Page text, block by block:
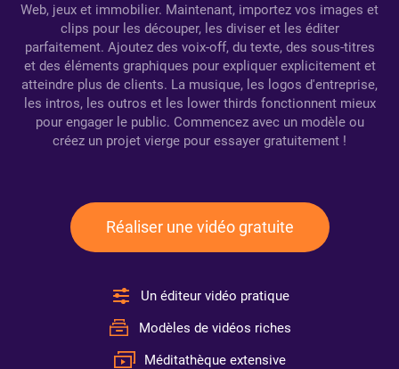
Web, jeux et immobilier. Maintenant, importez vos images et
clips pour les découper, les diviser et les éditer
parfaitement. Ajoutez des voix-off, du texte, des sous-titres
et des éléments graphiques pour expliquer explicitement et
atteindre plus de clients. La musique, les logos d'entreprise,
les intros, les outros et les lower thirds fonctionnent mieux
pour engager le public. Commencez avec un modèle ou
créez un projet vierge pour essayer gratuitement !
Réaliser une vidéo gratuite
Un éditeur vidéo pratique
Modèles de vidéos riches
Méditathèque extensive